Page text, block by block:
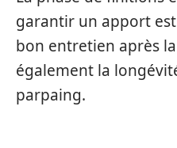
garantir un apport
bon entretien après
également la
parpaing.